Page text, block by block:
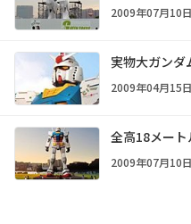
2009年07月10
実物大ガンダ
2009年04月15
全高18メート
2009年07月10